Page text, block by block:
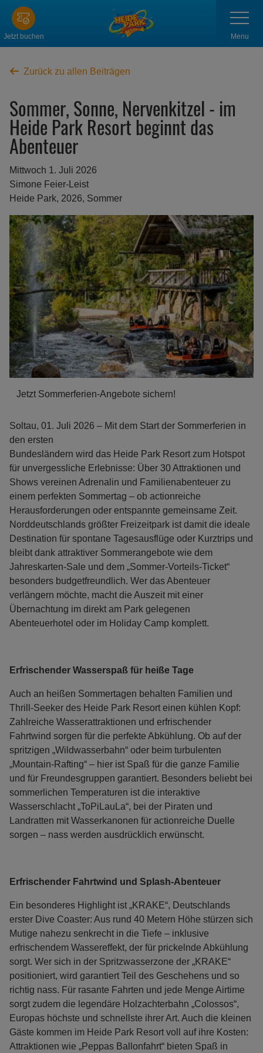
Zum
Hauptinhalt
springen
Jetzt buchen
anzeigen
Menu
Zurück zu allen Beiträgen
Sommer, Sonne, Nervenkitzel - im
Heide Park Resort beginnt das
Abenteuer
Mittwoch 1. Juli 2026
Simone Feier-Leist
Heide Park, 2026, Sommer
Jetzt Sommerferien-Angebote sichern!
Soltau, 01. Juli 2026 – Mit dem Start der Sommerferien in
den ersten
Bundesländern wird das Heide Park Resort zum Hotspot
für unvergessliche Erlebnisse: Über 30 Attraktionen und
Shows vereinen Adrenalin und Familienabenteuer zu
einem perfekten Sommertag – ob actionreiche
Herausforderungen oder entspannte gemeinsame Zeit.
Norddeutschlands größter Freizeitpark ist damit die ideale
Destination für spontane Tagesausflüge oder Kurztrips und
bleibt dank attraktiver Sommerangebote wie dem
Jahreskarten-Sale und dem „Sommer-Vorteils-Ticket“
besonders budgetfreundlich. Wer das Abenteuer
verlängern möchte, macht die Auszeit mit einer
Übernachtung im direkt am Park gelegenen
Abenteuerhotel oder im Holiday Camp komplett.
Erfrischender Wasserspaß für heiße Tage
Auch an heißen Sommertagen behalten Familien und
Thrill-Seeker des Heide Park Resort einen kühlen Kopf:
Zahlreiche Wasserattraktionen und erfrischender
Fahrtwind sorgen für die perfekte Abkühlung. Ob auf der
spritzigen „Wildwasserbahn“ oder beim turbulenten
„Mountain-Rafting“ – hier ist Spaß für die ganze Familie
und für Freundesgruppen garantiert. Besonders beliebt bei
sommerlichen Temperaturen ist die interaktive
Wasserschlacht „ToPiLauLa“, bei der Piraten und
Landratten mit Wasserkanonen für actionreiche Duelle
sorgen – nass werden ausdrücklich erwünscht.
Erfrischender Fahrtwind und Splash-Abenteuer
Ein besonderes Highlight ist „KRAKE“, Deutschlands
erster Dive Coaster: Aus rund 40 Metern Höhe stürzen sich
Mutige nahezu senkrecht in die Tiefe – inklusive
erfrischendem Wassereffekt, der für prickelnde Abkühlung
sorgt. Wer sich in der Spritzwasserzone der „KRAKE“
positioniert, wird garantiert Teil des Geschehens und so
richtig nass. Für rasante Fahrten und jede Menge Airtime
sorgt zudem die legendäre Holzachterbahn „Colossos“,
Europas höchste und schnellste ihrer Art. Auch die kleinen
Gäste kommen im Heide Park Resort voll auf ihre Kosten:
Attraktionen wie „Peppas Ballonfahrt“ bieten Spaß in